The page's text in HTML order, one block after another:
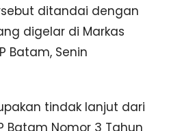
ditandai dengan
digelar di Markas
Batam, Senin
tindak lanjut dari
Batam Nomor 3 Tahun